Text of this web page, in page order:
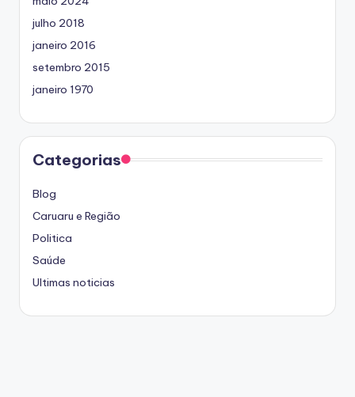
julho 2018
janeiro 2016
setembro 2015
janeiro 1970
Categorias
Blog
Caruaru e Região
Politica
Saúde
Ultimas noticias